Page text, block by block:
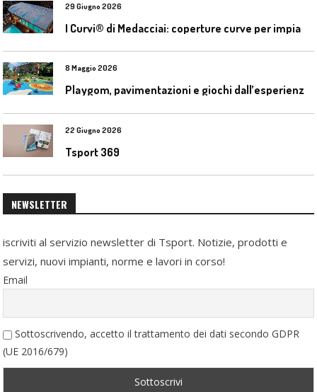
29 Giugno 2026
8 Maggio 2026
22 Giugno 2026
Tsport 369
NEWSLETTER
iscriviti al servizio newsletter di Tsport. Notizie, prodotti e
servizi, nuovi impianti, norme e lavori in corso!
Email
Sottoscrivendo, accetto il trattamento dei dati secondo GDPR
(UE 2016/679)